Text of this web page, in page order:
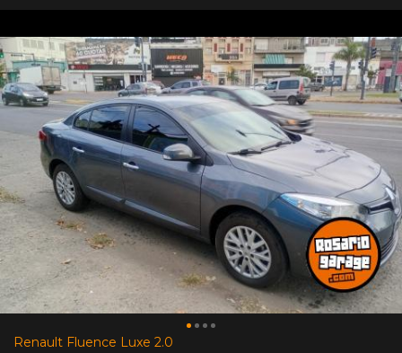
Renault Fluence Luxe 2.0